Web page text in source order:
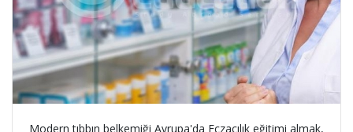
Modern tıbbın belkemiği Avrupa'da Eczacılık eğitimi almak,